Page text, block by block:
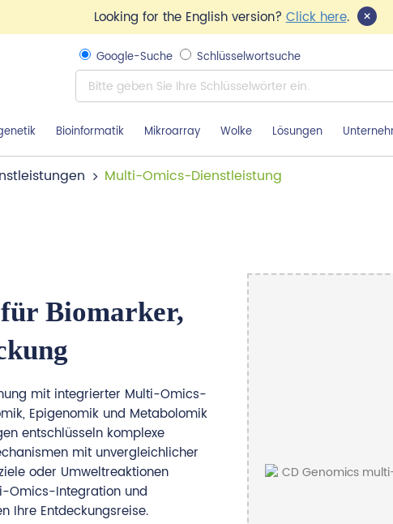
Looking for the English version?Click here. ×
Google-Suche Schlüsselwortsuche
Bioinformatik Mikroarray Wolke Lösungen
Multi-Omics-Dienstleistung
Biomarker,
mit integrierter Multi-Omics-
Epigenomik und Metabolomik
entschlüsseln komplexe
mit unvergleichlicher
oder Umweltreaktionen
Omics-Integration und
Ihre Entdeckungsreise.